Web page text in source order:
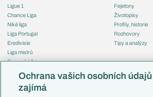
Ligue 1
Chance Liga
Niké liga
Liga Portugal
Eredivisie
Liga mistrů
Evropská liga
Mistrovství světa
Liga národů
Fejetony
Životopisy
Profily, historie
Rozhovory
Tipy a analýzy
Česko
Ochrana vašich osobních
zajímá